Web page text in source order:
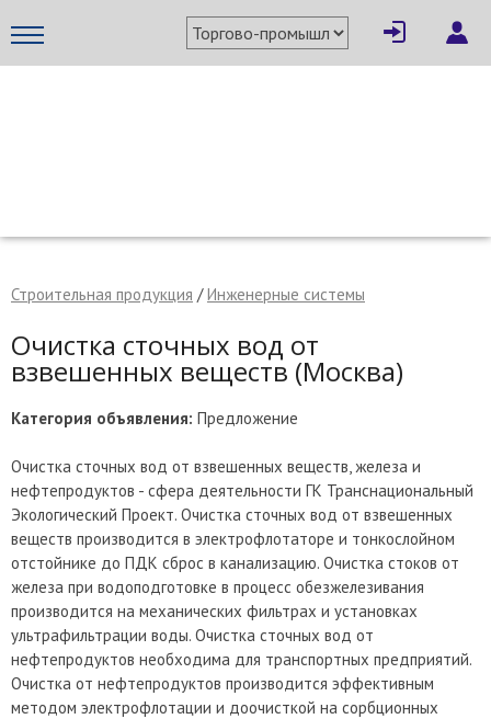
Строительная продукция /Инженерные системы
Очистка сточных вод от
взвешенных веществ (Москва)
Категория объявления: Предложение
Очистка сточных вод от взвешенных веществ, железа и
нефтепродуктов - сфера деятельности ГК Транснациональный
Экологический Проект. Очистка сточных вод от взвешенных
веществ производится в электрофлотаторе и тонкослойном
отстойнике до ПДК сброс в канализацию. Очистка стоков от
железа при водоподготовке в процесс обезжелезивания
производится на механических фильтрах и установках
ультрафильтрации воды. Очистка сточных вод от
нефтепродуктов необходима для транспортных предприятий.
Очистка от нефтепродуктов производится эффективным
методом электрофлотации и доочисткой на сорбционных
× Написать поставщику